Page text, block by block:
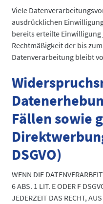
Viele
ausdrücklichen
bereits erteilte
Rechtmäßigkeit der bis
Datenverarbeitung bleibt
Fällen sowie
DSGVO)
WENN DIE
6 ABS. 1 LIT. E ODER F
JEDERZEIT DAS RECHT,